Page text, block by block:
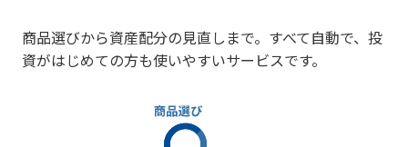
商品選びから資産配分の見直しまで。すべて自動で、投
資がはじめての方も使いやすいサービスです。